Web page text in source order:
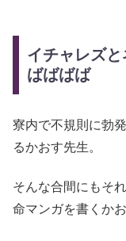
イチャレズ
ばばばば
寮内で不規則に勃
るかおす先生。
そんな合間にもそ
命マンガを書くかお